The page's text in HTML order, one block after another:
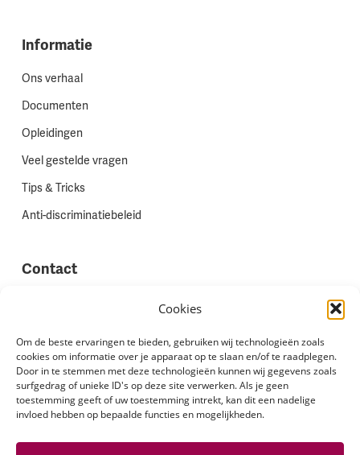
Cookies
Om de beste ervaringen te bieden, gebruiken wij technologieën zoals
cookies om informatie over je apparaat op te slaan en/of te raadplegen.
Door in te stemmen met deze technologieën kunnen wij gegevens zoals
surfgedrag of unieke ID's op deze site verwerken. Als je geen
toestemming geeft of uw toestemming intrekt, kan dit een nadelige
invloed hebben op bepaalde functies en mogelijkheden.
Informatie
Ons verhaal
Documenten
Opleidingen
Veel gestelde vragen
Tips & Tricks
Anti-discriminatiebeleid
Contact
Site feedback
Klachten